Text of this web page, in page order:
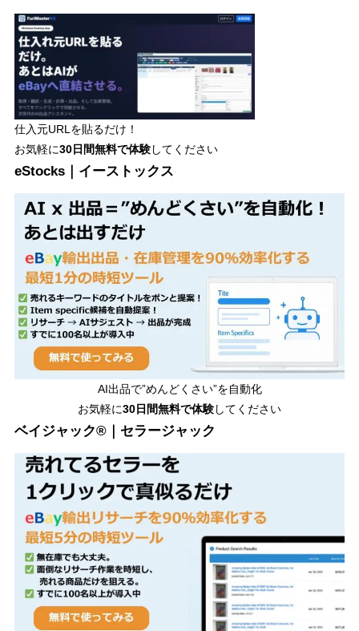
仕入元URLを貼るだけ！
お気軽に30日間無料で体験してください
eStocks｜イーストックス
AI出品で”めんどくさい”を自動化
お気軽に30日間無料で体験してください
ベイジャック®｜セラージャック